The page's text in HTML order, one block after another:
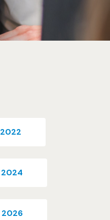
2022
2024
2026